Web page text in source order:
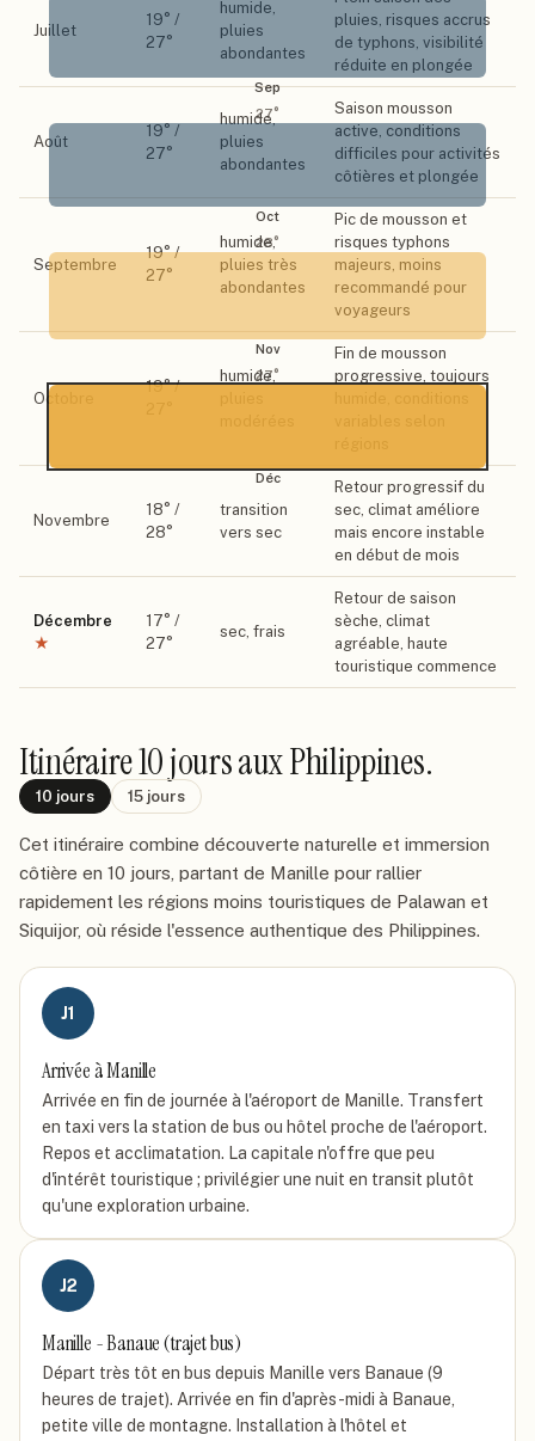
Sep
27°
Oct
28°
Nov
27°
Déc
Juillet
19° /
27°
humide,
pluies
abondantes
pluies, risques accrus
de typhons, visibilité
réduite en plongée
Août
19° /
27°
humide,
pluies
abondantes
Saison mousson
active, conditions
difficiles pour activités
côtières et plongée
Septembre
19° /
27°
humide,
pluies très
abondantes
Pic de mousson et
risques typhons
majeurs, moins
recommandé pour
voyageurs
Octobre
19° /
humide,
Fin de mousson
progressive, toujours
Novembre
18° /
28°
transition
vers sec
Retour progressif du
sec, climat améliore
mais encore instable
en début de mois
Décembre
★
17° /
27°
sec, frais
Retour de saison
sèche, climat
agréable, haute
touristique commence
Itinéraire10 joursaux Philippines.
10 jours 15 jours
Cet itinéraire combine découverte naturelle et immersion
côtière en 10 jours, partant de Manille pour rallier
rapidement les régions moins touristiques de Palawan et
Siquijor, où réside l'essence authentique des Philippines.
J1
Arrivée à Manille
Arrivée en fin de journée à l'aéroport de Manille. Transfert
en taxi vers la station de bus ou hôtel proche de l'aéroport.
Repos et acclimatation. La capitale n'offre que peu
d'intérêt touristique ; privilégier une nuit en transit plutôt
qu'une exploration urbaine.
J2
Manille - Banaue (trajet bus)
Départ très tôt en bus depuis Manille vers Banaue (9
heures de trajet). Arrivée en fin d'après-midi à Banaue,
petite ville de montagne. Installation à l'hôtel et